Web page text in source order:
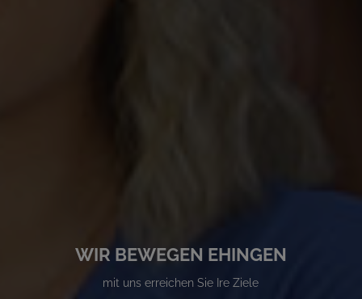
WIR BEWEGEN EHINGEN
mit uns erreichen Sie Ire Ziele